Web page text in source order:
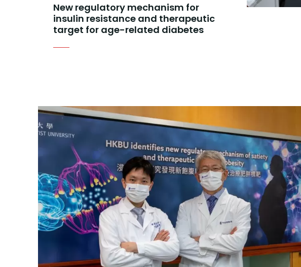
New regulatory mechanism for
insulin resistance and therapeutic
target for age-related diabetes